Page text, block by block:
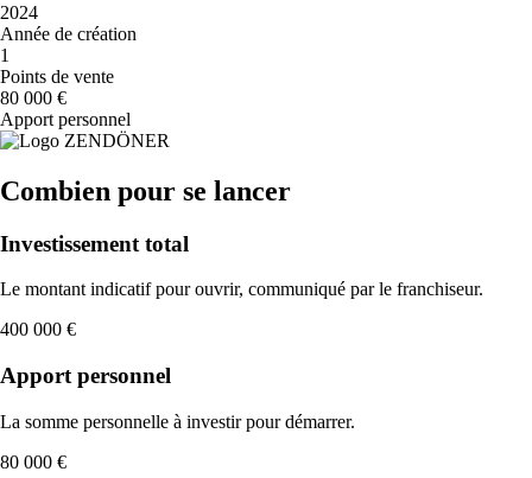
2024
Année de création
1
Points de vente
80 000 €
Apport personnel
Combien pour se lancer
Investissement total
Le montant indicatif pour ouvrir, communiqué par le franchiseur.
400 000 €
Apport personnel
La somme personnelle à investir pour démarrer.
80 000 €